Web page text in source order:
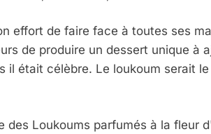
effort de faire face à toutes ses
de produire un dessert unique à
il était célèbre. Le loukoum serait
Loukoums parfumés à la fleur